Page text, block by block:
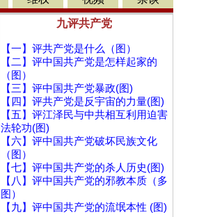
九评共产党
【一】评共产党是什么（图）
【二】评中国共产党是怎样起家的
（图）
【三】评中国共产党暴政(图)
【四】评共产党是反宇宙的力量(图)
【五】评江泽民与中共相互利用迫害
法轮功(图)
【六】评中国共产党破坏民族文化
（图）
【七】评中国共产党的杀人历史(图)
【八】评中国共产党的邪教本质（多
图）
【九】评中国共产党的流氓本性 (图)